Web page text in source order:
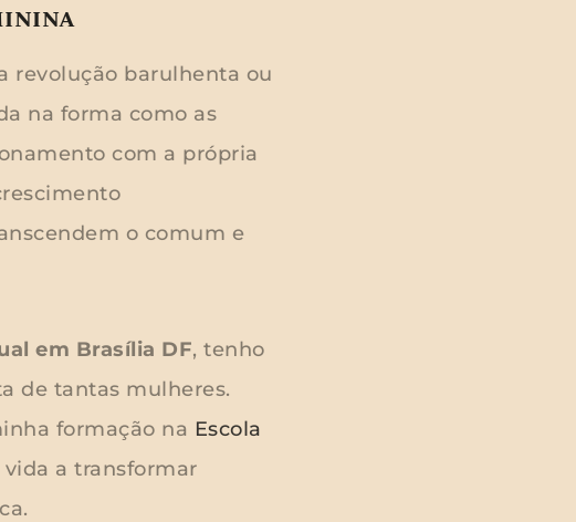
revolução barulhenta ou
na forma como as
com a própria
o comum e
em Brasília DF, tenho
de tantas mulheres.
formação na Escola
a transformar